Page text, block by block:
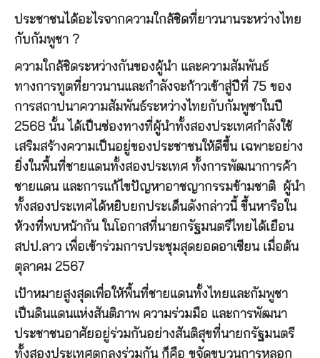
ประชาชนได้อะไรจากความใกล้ชิดที่ยาวนานระหว่างไทย
กับกัมพูชา ?
ความใกล้ชิดระหว่างกันของผู้นำ และความสัมพันธ์
ทางการทูตที่ยาวนานและกำลังจะก้าวเข้าสู่ปีที่ 75 ของ
การสถาปนาความสัมพันธ์ระหว่างไทยกับกัมพูชาในปี
2568 นั้น ได้เป็นช่องทางที่ผู้นำทั้งสองประเทศกำลังใช้
เสริมสร้างความเป็นอยู่ของประชาชนให้ดีขึ้น เฉพาะอย่าง
ยิ่งในพื้นที่ชายแดนทั้งสองประเทศ ทั้งการพัฒนาการค้า
ชายแดน และการแก้ไขปัญหาอาชญากรรมข้ามชาติ ผู้นำ
ทั้งสองประเทศได้หยิบยกประเด็นดังกล่าวนี้ ขึ้นหารือใน
ห้วงที่พบหน้ากัน ในโอกาสที่นายกรัฐมนตรีไทยได้เยือน
สปป.ลาว เพื่อเข้าร่วมการประชุมสุดยอดอาเซียน เมื่อต้น
ตุลาคม 2567
เป้าหมายสูงสุดเพื่อให้พื้นที่ชายแดนทั้งไทยและกัมพูชา
เป็นดินแดนแห่งสันติภาพ ความร่วมมือ และการพัฒนา
ประชาชนอาศัยอยู่ร่วมกันอย่างสันติสุขที่นายกรัฐมนตรี
ทั้งสองประเทศตกลงร่วมกัน ก็คือ ขจัดขบวนการหลอก